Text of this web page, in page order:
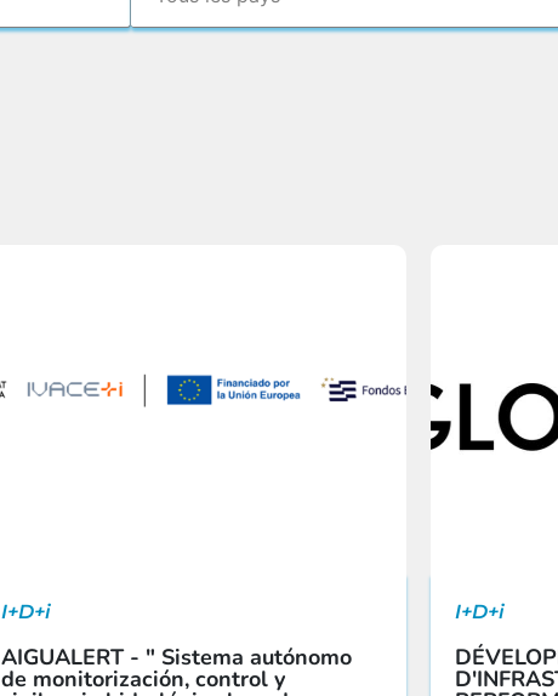
I+D+i
AIGUALERT - " Sistema autónomo
de monitorización, control y
I+D+i